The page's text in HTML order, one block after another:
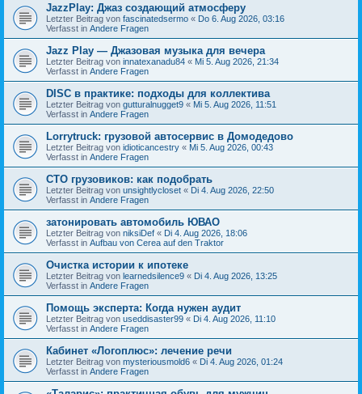
JazzPlay: Джаз создающий атмосферу
Letzter Beitrag von fascinatedsermo « Do 6. Aug 2026, 03:16
Verfasst in Andere Fragen
Jazz Play — Джазовая музыка для вечера
Letzter Beitrag von innatexanadu84 « Mi 5. Aug 2026, 21:34
Verfasst in Andere Fragen
DISC в практике: подходы для коллектива
Letzter Beitrag von gutturalnugget9 « Mi 5. Aug 2026, 11:51
Verfasst in Andere Fragen
Lorrytruck: грузовой автосервис в Домодедово
Letzter Beitrag von idioticancestry « Mi 5. Aug 2026, 00:43
Verfasst in Andere Fragen
СТО грузовиков: как подобрать
Letzter Beitrag von unsightlycloset « Di 4. Aug 2026, 22:50
Verfasst in Andere Fragen
затонировать автомобиль ЮВАО
Letzter Beitrag von niksiDef « Di 4. Aug 2026, 18:06
Verfasst in Aufbau von Cerea auf den Traktor
Очистка истории к ипотеке
Letzter Beitrag von learnedsilence9 « Di 4. Aug 2026, 13:25
Verfasst in Andere Fragen
Помощь эксперта: Когда нужен аудит
Letzter Beitrag von useddisaster99 « Di 4. Aug 2026, 11:10
Verfasst in Andere Fragen
Кабинет «Логоплюс»: лечение речи
Letzter Beitrag von mysteriousmold6 « Di 4. Aug 2026, 01:24
Verfasst in Andere Fragen